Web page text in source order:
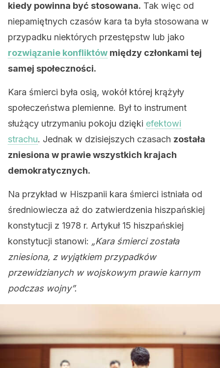
kiedy powinna być stosowana. Tak więc od
niepamiętnych czasów kara ta była stosowana w
przypadku niektórych przestępstw lub jako
rozwiązanie konfliktów między członkami tej
samej społeczności.
Kara śmierci była osią, wokół której krążyły
społeczeństwa plemienne. Był to instrument
służący utrzymaniu pokoju dzięki efektowi
strachu. Jednak w dzisiejszych czasach została
zniesiona w prawie wszystkich krajach
demokratycznych.
Na przykład w Hiszpanii kara śmierci istniała od
średniowiecza aż do zatwierdzenia hiszpańskiej
konstytucji z 1978 r. Artykuł 15 hiszpańskiej
konstytucji stanowi: „Kara śmierci została
zniesiona, z wyjątkiem przypadków
przewidzianych w wojskowym prawie karnym
podczas wojny”.